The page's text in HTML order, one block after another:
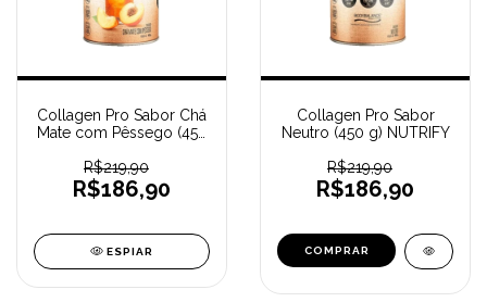
Collagen Pro Sabor Chá
Mate com Pêssego (450
R$219,90
R$186,90
ESPIAR
Collagen Pro Sabor
Neutro (450 g) NUTRIFY
R$219,90
R$186,90